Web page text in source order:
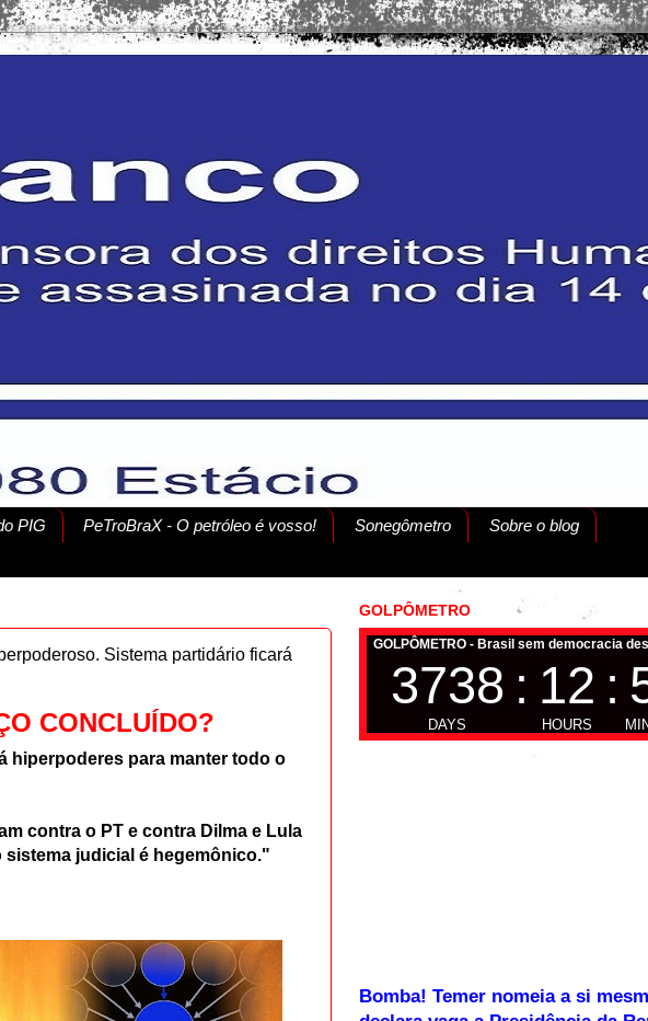
PIG PeTroBraX - O petróleo é vosso! Sonegômetro
Sobre o blog
Sistema partidário ficará
CONCLUÍDO?
hiperpoderes para manter todo o
contra o PT e contra Dilma e Lula
sistema judicial é hegemônico."
GOLPÔMETRO
Bomba! Temer nomeia a si